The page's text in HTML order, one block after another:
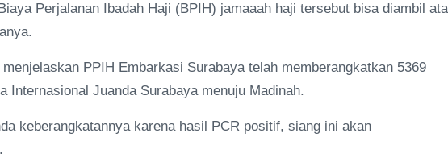
Perjalanan Ibadah Haji (BPIH) jamaaah haji tersebut bisa diambil
PPIH Embarkasi Surabaya telah memberangkatkan 5369
Internasional Juanda Surabaya menuju Madinah.
keberangkatannya karena hasil PCR positif, siang ini akan